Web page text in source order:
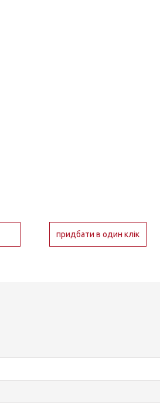
придбати в один клік